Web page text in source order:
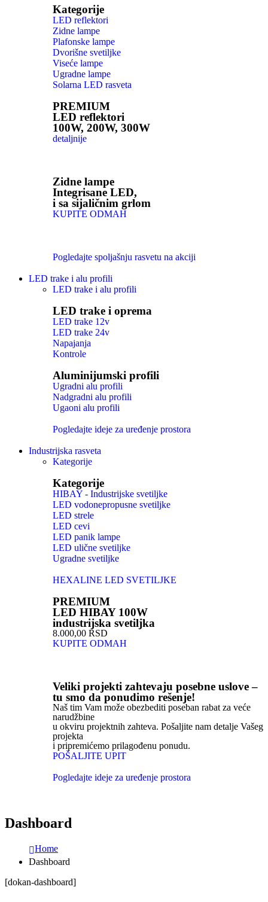
Kategorije
LED reflektori
Zidne lampe
Plafonske lampe
Dvorišne svetiljke
Viseće lampe
Ugradne lampe
Solarna LED rasveta
PREMIUM
LED reflektori
100W, 200W, 300W
detaljnije
Zidne lampe
Integrisane LED,
i sa sijaličnim grlom
KUPITE ODMAH
Pogledajte spoljašnju rasvetu na akciji
LED trake i alu profili
LED trake i alu profili
LED trake i oprema
LED trake 12v
LED trake 24v
Napajanja
Kontrole
Aluminijumski profili
Ugradni alu profili
Nadgradni alu profili
Ugaoni alu profili
Pogledajte ideje za uređenje prostora
Industrijska rasveta
Kategorije
Kategorije
HIBAY - Industrijske svetiljke
LED vodonepropusne svetiljke
LED strele
LED cevi
LED panik lampe
LED ulične svetiljke
Ugradne svetiljke
HEXALINE LED SVETILJKE
PREMIUM
LED HIBAY 100W
industrijska svetiljka
8.000,00 RSD
KUPITE ODMAH
Veliki projekti zahtevaju posebne uslove –
tu smo da ponudimo rešenje!
Naš tim Vam može obezbediti poseban rabat za veće
narudžbine
u okviru projektnih zahteva. Pošaljite nam detalje Vašeg
projekta
i pripremićemo prilagođenu ponudu.
POŠALJITE UPIT
Pogledajte ideje za uređenje prostora
Dashboard
Home
Dashboard
[dokan-dashboard]